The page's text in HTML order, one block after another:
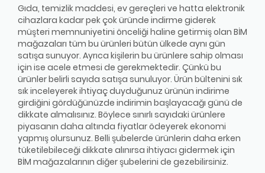
Gıda, temizlik maddesi, ev gereçleri ve hatta elektronik
cihazlara kadar pek çok üründe indirme giderek
müşteri memnuniyetini önceliği haline getirmiş olan BİM
mağazaları tüm bu ürünleri bütün ülkede aynı gün
satışa sunuyor. Ayrıca kişilerin bu ürünlere sahip olması
için ise acele etmesi de gerekmektedir. Çünkü bu
ürünler belirli sayıda satışa sunuluyor. Ürün bültenini sık
sık inceleyerek ihtiyaç duyduğunuz ürünün indirime
girdiğini gördüğünüzde indirimin başlayacağı günü de
dikkate almalısınız. Böylece sınırlı sayıdaki ürünlere
piyasanın daha altında fiyatlar ödeyerek ekonomi
yapmış olursunuz. Belli şubelerde ürünlerin daha erken
tüketilebileceği dikkate alınırsa ihtiyacı gidermek için
BİM mağazalarının diğer şubelerini de gezebilirsiniz.